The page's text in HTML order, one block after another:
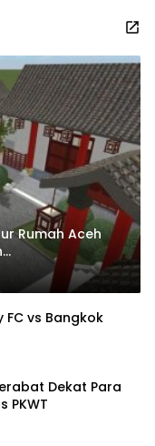
Rumah Aceh
FC vs Bangkok
Dekat Para
PKWT